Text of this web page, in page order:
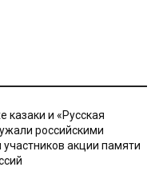
казаки и «Русская
российскими
акции памяти